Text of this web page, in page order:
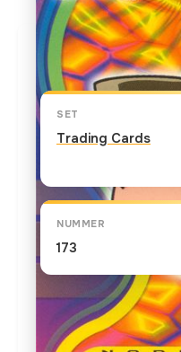
SET
Trading Cards
NUMMER
173
TEKST OP DE KAART
Who knew? Cleffa